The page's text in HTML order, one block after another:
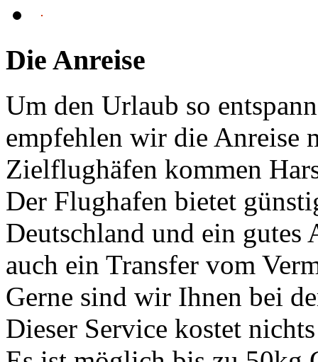
Die Anreise
Um den Urlaub so
empfehlen wir die Anreise
Zielflughäfen kommen
Der Flughafen bietet
Deutschland und ein gutes
auch ein Transfer vom
Gerne sind wir Ihnen bei
Dieser Service kostet